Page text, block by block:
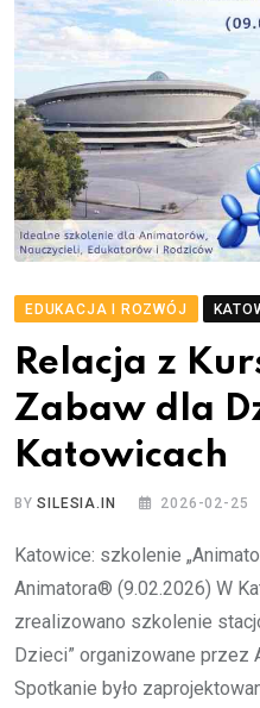
EDUKACJA I ROZWÓJ
Relacja z
Zabaw dla
Katowicach
BYSILESIA.IN 2026-02-25
Katowice: szkolenie
Animatora® (9.02.2026) W
zrealizowano szkolenie
Dzieci” organizowane przez
Spotkanie było